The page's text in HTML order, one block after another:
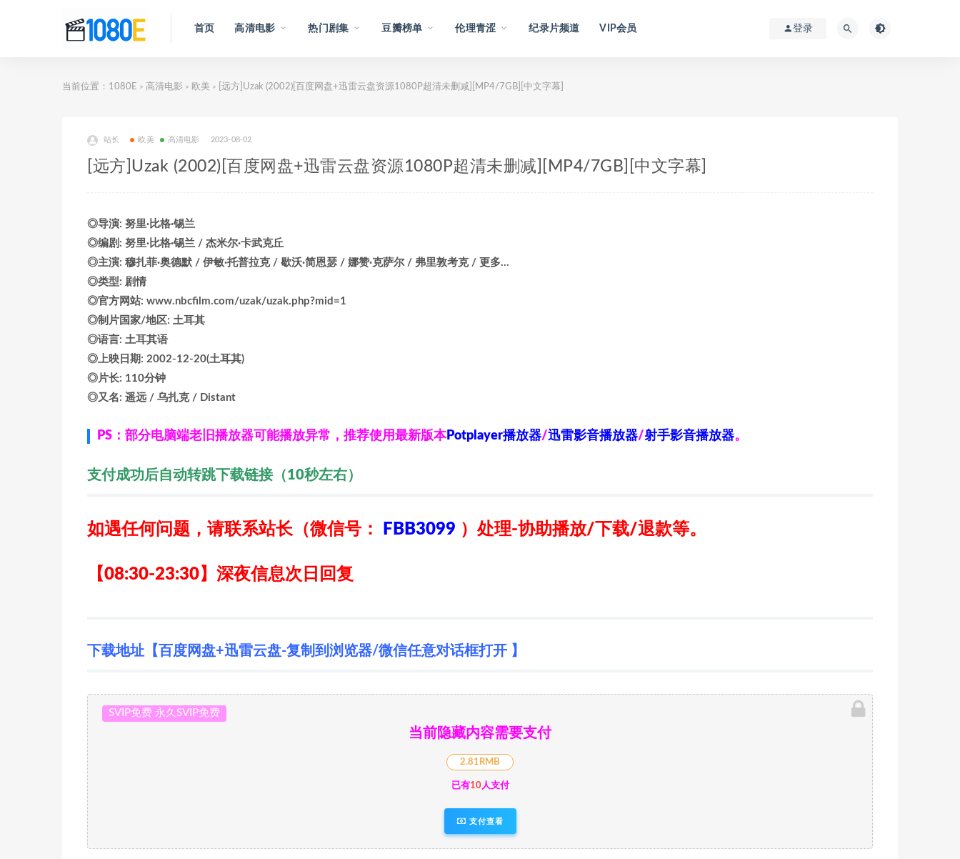
首页 高清电影 热门剧集 豆瓣榜单 伦理青涩 纪录片频道 VIP会员 登录
当前位置： 1080E > 高清电影 > 欧美 > [远方]Uzak (2002)[百度网盘+迅雷云盘资源1080P超清未删减][MP4/7GB][中文字幕]
站长 欧美 高清电影 2023-08-02
[远方]Uzak (2002)[百度网盘+迅雷云盘资源1080P超清未删减][MP4/7GB][中文字幕]
◎导演: 努里·比格·锡兰
◎编剧: 努里·比格·锡兰 / 杰米尔·卡武克丘
◎主演: 穆扎菲·奥德默 / 伊敏·托普拉克 / 歇沃·简恩瑟 / 娜赞·克萨尔 / 弗里敦考克 / 更多…
◎类型: 剧情
◎官方网站: www.nbcfilm.com/uzak/uzak.php?mid=1
◎制片国家/地区: 土耳其
◎语言: 土耳其语
◎上映日期: 2002-12-20(土耳其)
◎片长: 110分钟
◎又名: 遥远 / 乌扎克 / Distant
PS：部分电脑端老旧播放器可能播放异常，推荐使用最新版本Potplayer播放器/迅雷影音播放器/射手影音播放器。
支付成功后自动转跳下载链接（10秒左右）
如遇任何问题，请联系站长（微信号： FBB3099 ） 处理-协助播放/下载/退款等。
【08:30-23:30】深夜信息次日回复
下载地址【百度网盘+迅雷云盘-复制到浏览器/微信任意对话框打开 】
SVIP免费 永久SVIP免费
当前隐藏内容需要支付
2.81RMB
已有10人支付
支付查看